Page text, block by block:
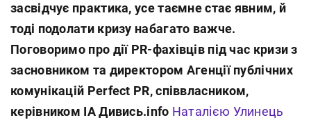
засвідчує практика, усе таємне стає явним, й
тоді подолати кризу набагато важче.
Поговоримо про дії PR-фахівців під час кризи з
засновником та директором Агенції публічних
комунікацій Perfect PR, співвласником,
керівником ІА Дивись.info Наталією Улинець